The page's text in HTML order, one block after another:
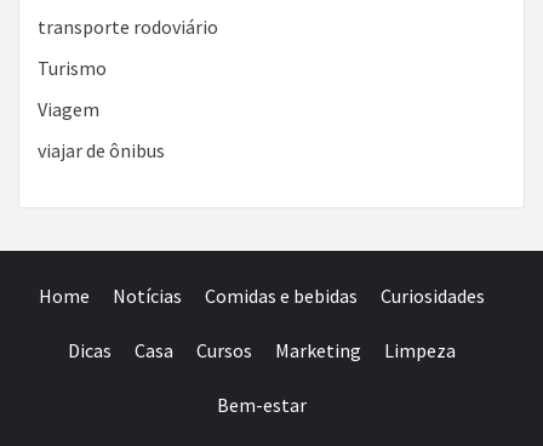
transporte rodoviário
Turismo
Viagem
viajar de ônibus
Home Notícias Comidas e bebidas Curiosidades
Dicas Casa Cursos Marketing Limpeza
Bem-estar